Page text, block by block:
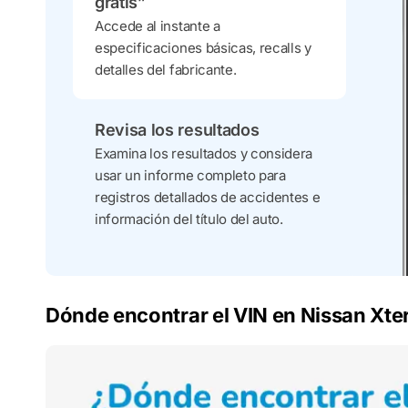
Accede al instante a
especificaciones básicas, recalls y
detalles del fabricante.
Revisa los resultados
Examina los resultados y considera
usar un informe completo para
registros detallados de accidentes e
información del título del auto.
Dónde encontrar el VIN en Nissan